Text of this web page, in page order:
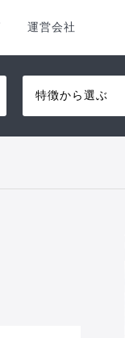
運営会社
特徴から選ぶ